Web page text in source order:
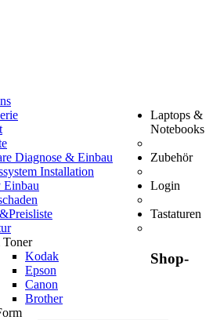
Diagnose & Einbau
Installation
Einbau
Laptops &
Notebooks
Zubehör
Kodak
Epson
Canon
Brother
Login
Tastaturen
Shop-